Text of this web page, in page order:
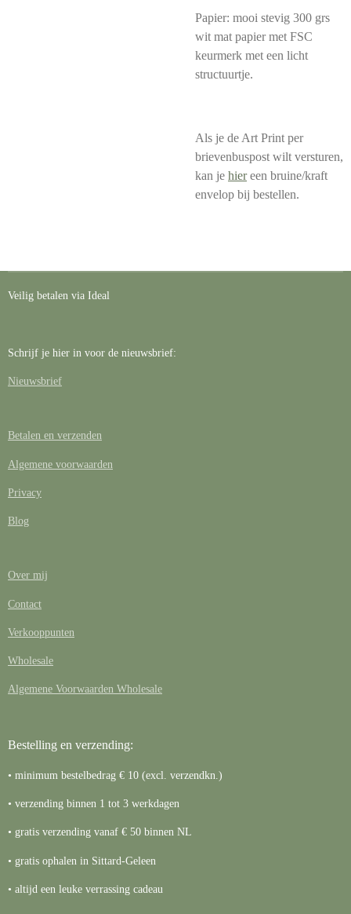
Papier: mooi stevig 300 grs
wit mat papier met FSC
keurmerk met een licht
structuurtje.
Als je de Art Print per
brievenbuspost wilt versturen,
kan je hiereen bruine/kraft
envelop bij bestellen.
Veilig betalen via Ideal
Schrijf je hier in voor de nieuwsbrief:
Nieuwsbrief
Betalen en verzenden
Algemene voorwaarden
Privacy
Blog
Over mij
Contact
Verkooppunten
Wholesale
Algemene Voorwaarden Wholesale
Bestelling en verzending:
• minimum bestelbedrag € 10 (excl. verzendkn.)
• verzending binnen 1 tot 3 werkdagen
• gratis verzending vanaf € 50 binnen NL
• gratis ophalen in Sittard-Geleen
• altijd een leuke verrassing cadeau